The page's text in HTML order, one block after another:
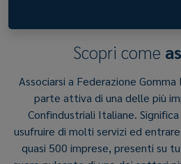
Scopri come
Associarsi a Federazione
parte attiva di una delle più
Confindustriali Italiane.
usufruire di molti servizi ed
quasi 500 imprese, presenti su